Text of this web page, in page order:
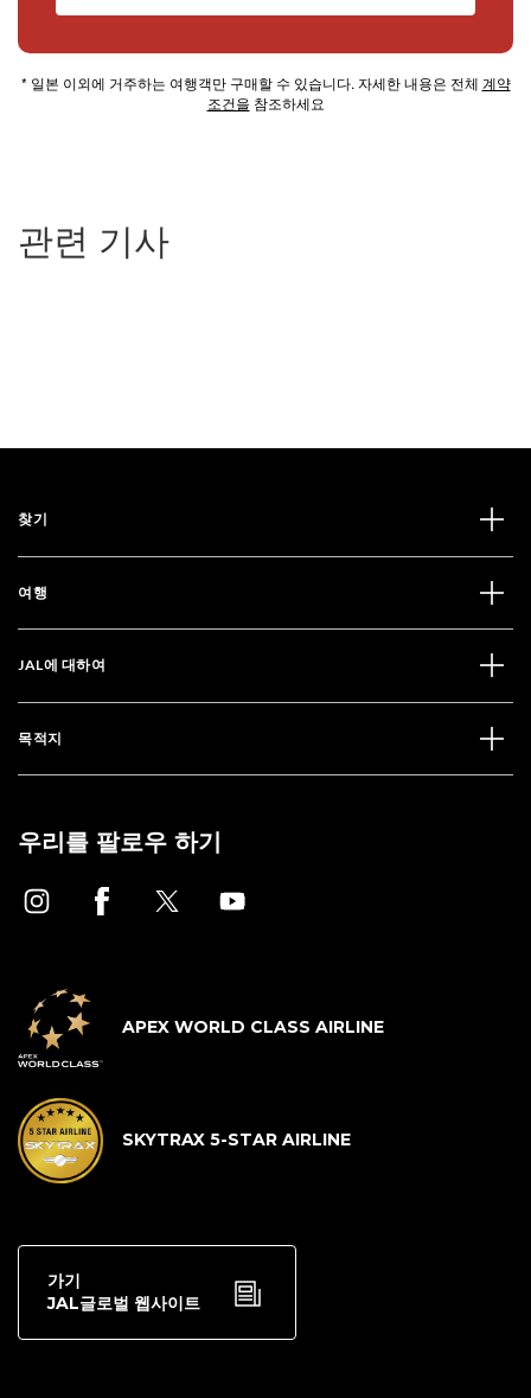
관련 기사
* 일본 이외에 거주하는 여행객만 구매할 수 있습니다. 자세한 내용은 전체 계약
조건을 참조하세요
찾기
여행
JAL에 대하여
목적지
우리를 팔로우 하기
APEX WORLD CLASS AIRLINE
SKYTRAX 5-STAR AIRLINE
가기
JAL글로벌 웹사이트